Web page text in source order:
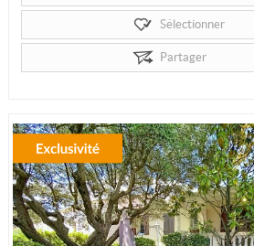
Sélectionner
Partager